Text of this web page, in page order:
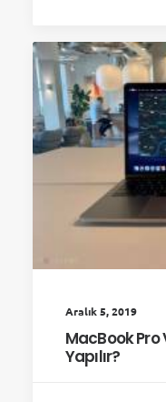
Aralık 5, 2019
MacBook Pro
Yapılır?